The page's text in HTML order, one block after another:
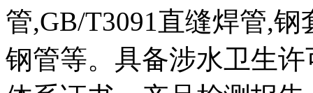
管,GB/T3091直缝焊管,
钢管等。具备涉水卫生